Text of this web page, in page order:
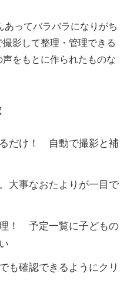
あってバラバラになりがち
影して整理・管理できる
声をもとに作られたものな
だけ！ 自動で撮影と補
大事なおたよりが一目で
！ 予定一覧に子どもの
も確認できるようにクリ